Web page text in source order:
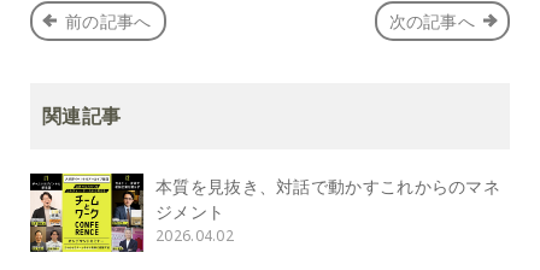
前の記事へ 次の記事へ
関連記事
本質を見抜き、対話で動かすこれからのマネ
ジメント
2026.04.02